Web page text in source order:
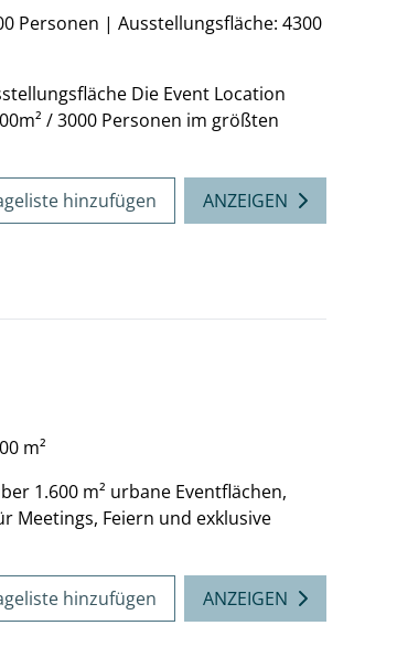
Personen | Ausstellungsfläche: 4300
Die Event Location
/ 3000 Personen im größten
hinzufügen ANZEIGEN
m²
1.600 m² urbane Eventflächen,
Meetings, Feiern und exklusive
hinzufügen ANZEIGEN